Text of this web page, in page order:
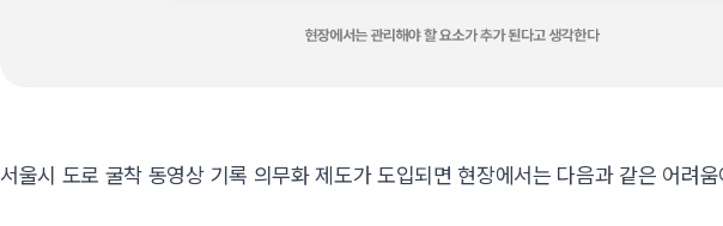
서울시 도로 굴착 동영상 기록 의무화 제도가 도입되면 현장에서는 다음과 같은 어려